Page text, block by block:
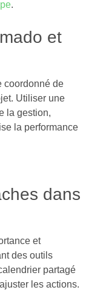
.
et
coordonné de
Utiliser une
la gestion,
la performance
dans
et
des outils
partagé
les actions.